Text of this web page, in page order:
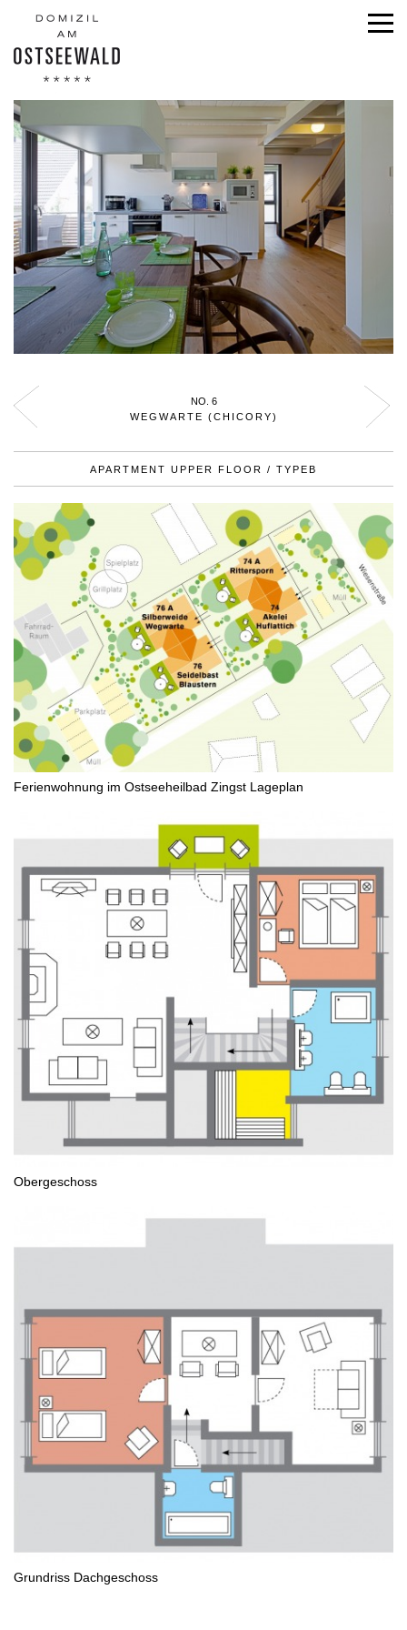
NO. 6
WEGWARTE (CHICORY)
APARTMENT UPPER FLOOR / TYPEB
Ferienwohnung im Ostseeheilbad Zingst Lageplan
Obergeschoss
Grundriss Dachgeschoss